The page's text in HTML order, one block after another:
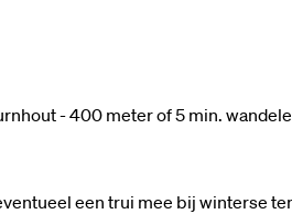
- 400 meter of 5 min.
een trui mee bij winterse